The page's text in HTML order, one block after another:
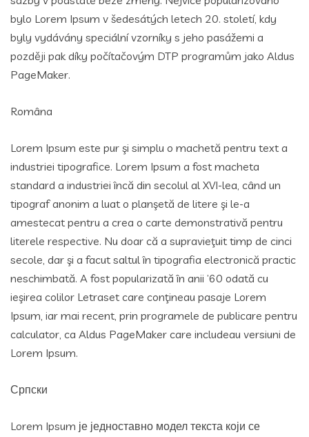
bylo Lorem Ipsum v šedesátých letech 20. století, kdy
byly vydávány speciální vzorníky s jeho pasážemi a
později pak díky počítačovým DTP programům jako Aldus
PageMaker.
Româna
Lorem Ipsum este pur şi simplu o machetă pentru text a
industriei tipografice. Lorem Ipsum a fost macheta
standard a industriei încă din secolul al XVI-lea, când un
tipograf anonim a luat o planşetă de litere şi le-a
amestecat pentru a crea o carte demonstrativă pentru
literele respective. Nu doar că a supravieţuit timp de cinci
secole, dar şi a facut saltul în tipografia electronică practic
neschimbată. A fost popularizată în anii ’60 odată cu
ieşirea colilor Letraset care conţineau pasaje Lorem
Ipsum, iar mai recent, prin programele de publicare pentru
calculator, ca Aldus PageMaker care includeau versiuni de
Lorem Ipsum.
Српски
Lorem Ipsum је једноставно модел текста који се